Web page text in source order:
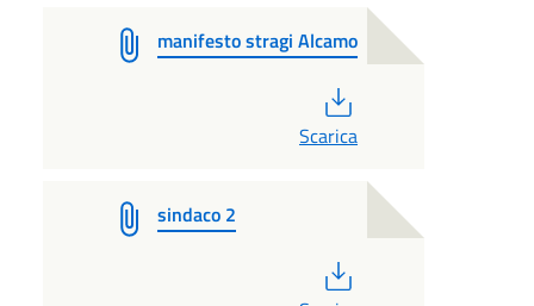
manifesto stragi Alcamo
Scarica
sindaco 2